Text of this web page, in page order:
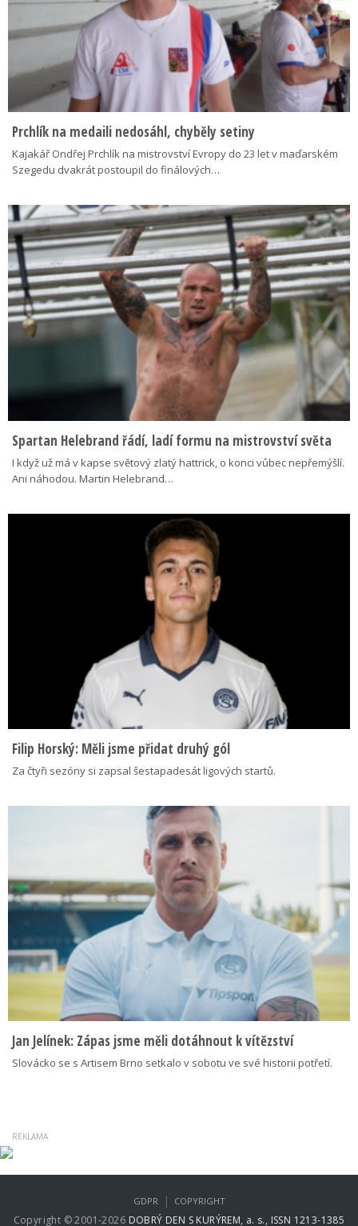
Prchlík na medaili nedosáhl, chyběly setiny
Kajakář Ondřej Prchlík na mistrovství Evropy do 23 let v maďarském
Szegedu dvakrát postoupil do finálových…
Spartan Helebrand řádí, ladí formu na mistrovství světa
I když už má v kapse světový zlatý hattrick, o konci vůbec nepřemýšlí.
Ani náhodou. Martin Helebrand…
Filip Horský: Měli jsme přidat druhý gól
Za čtyři sezóny si zapsal šestapadesát ligových startů.
Jan Jelínek: Zápas jsme měli dotáhnout k vítězství
Slovácko se s Artisem Brno setkalo v sobotu ve své historii potřetí.
Copyright © 2001-2026 DOBRÝ DEN S KURÝREM, a. s., ISSN 1213-1385
GDPR | COPYRIGHT